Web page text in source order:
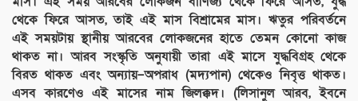
থেকে ফিরে আসত, তাই এই মাস বিশ্রামের মাস। ঋতুর পরিবর্তনে
এই সময়টায় স্থানীয় আরবের লোকজনের হাতে তেমন কোনো কাজ
থাকত না। আরব সংস্কৃতি অনুযায়ী তারা এই মাসে যুদ্ধবিগ্রহ থেকে
বিরত থাকত এবং অন্যায়–অপরাধ (মদ্যপান) থেকেও নিবৃত্ত থাকত।
এসব কারণেও এই মাসের নাম জিলক্কদ। (লিসানুল আরব, ইবনে